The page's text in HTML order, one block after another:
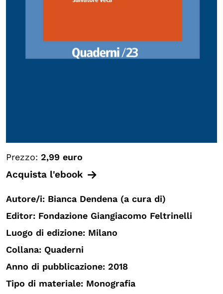
Prezzo: 2,99 euro
Acquista l'ebook
Autore/i: Bianca Dendena (a cura di)
Editor: Fondazione Giangiacomo Feltrinelli
Luogo di edizione: Milano
Collana: Quaderni
Anno di pubblicazione: 2018
Tipo di materiale: Monografia